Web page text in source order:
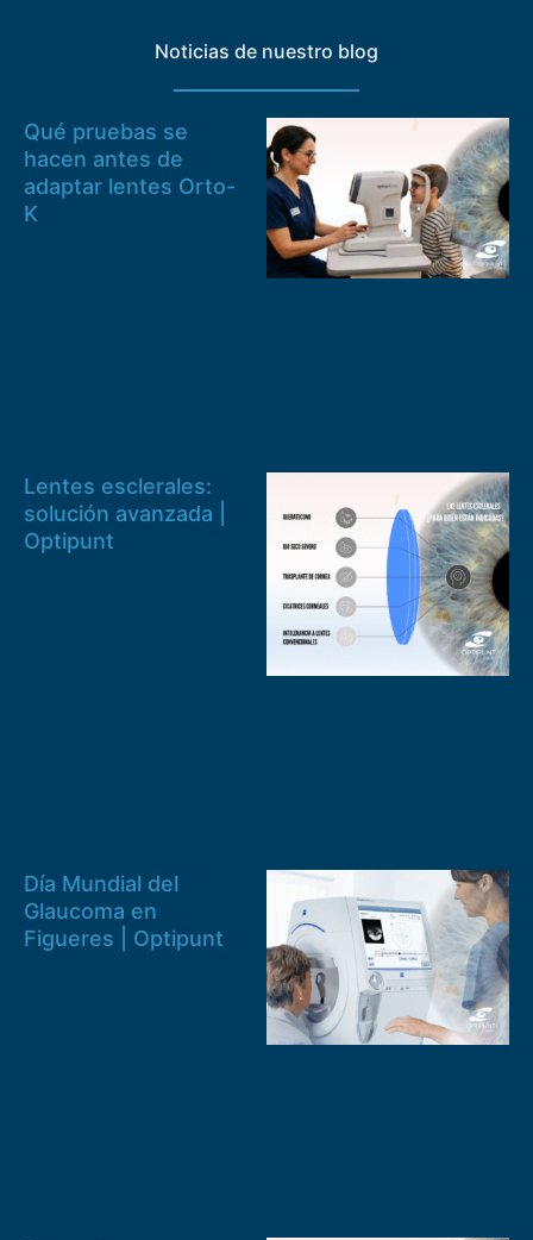
Noticias de nuestro blog
Qué pruebas se
hacen antes de
adaptar lentes Orto-
K
Lentes esclerales:
solución avanzada |
Optipunt
Día Mundial del
Glaucoma en
Figueres | Optipunt